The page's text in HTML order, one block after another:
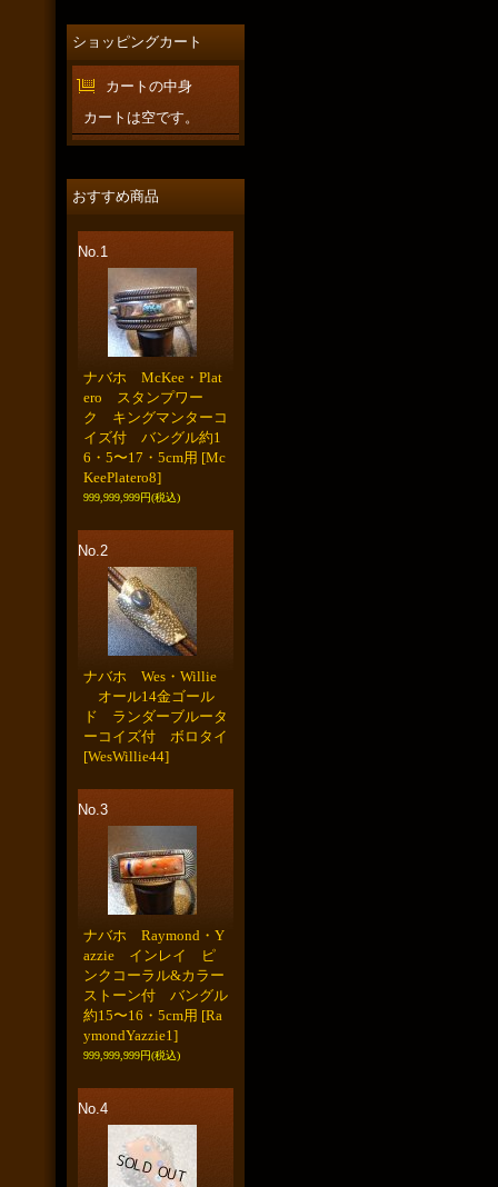
ショッピングカート
カートの中身
カートは空です。
おすすめ商品
No.1
ナバホ McKee・Plat
ero スタンプワー
ク キングマンターコ
イズ付 バングル約1
6・5〜17・5cm用 [Mc
KeePlatero8]
999,999,999円(税込)
No.2
ナバホ Wes・Willie
オール14金ゴール
ド ランダーブルータ
ーコイズ付 ボロタイ
[WesWillie44]
No.3
ナバホ Raymond・Y
azzie インレイ ピ
ンクコーラル&カラー
ストーン付 バングル
約15〜16・5cm用 [Ra
ymondYazzie1]
999,999,999円(税込)
No.4